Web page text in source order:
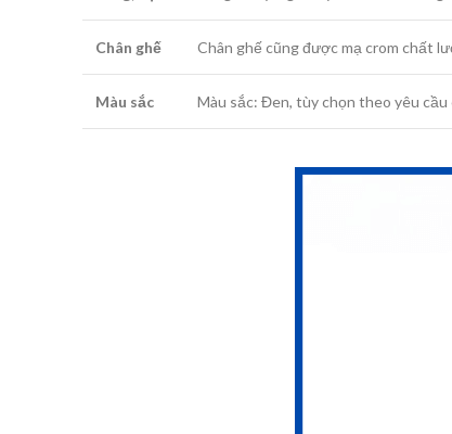
Chân ghế Chân ghế cũng được mạ crom chất
Màu sắc Màu sắc: Đen, tùy chọn theo yêu cầu